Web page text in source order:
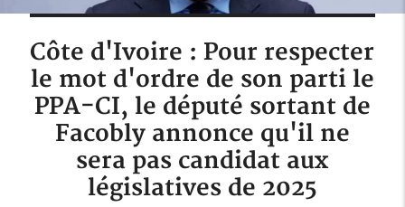
Côte d'Ivoire : Pour respecter
le mot d'ordre de son parti le
PPA-CI, le député sortant de
Facobly annonce qu'il ne
sera pas candidat aux
législatives de 2025